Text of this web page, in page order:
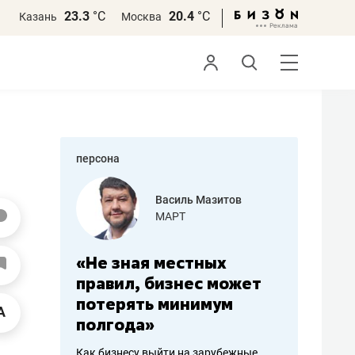
Казань 23.3 °С Москва 20.4 °С
персона
работа
Василь Мазитов
МАРТ
«Не зная местных
правил, бизнес может
потерять минимум
полгода»